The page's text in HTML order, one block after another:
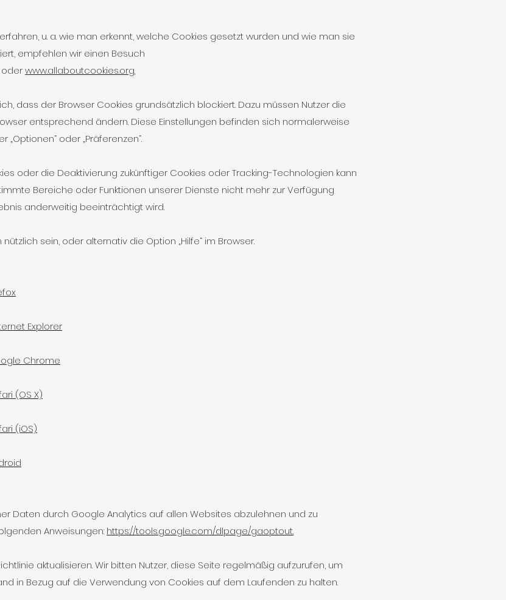
u. a. wie man erkennt, welche Cookies gesetzt wurden und wie man sie
empfehlen wir einen Besuch
oderwww.allaboutcookies.org.
dass der Browser Cookies grundsätzlich blockiert. Dazu müssen Nutzer die
entsprechend ändern. Diese Einstellungen befinden sich normalerweise
oder „Präferenzen“.
oder die Deaktivierung zukünftiger Cookies oder Tracking-Technologien kann
Bereiche oder Funktionen unserer Dienste nicht mehr zur Verfügung
anderweitig beeinträchtigt wird.
sein, oder alternativ die Option „Hilfe“ im Browser.
Explorer
Chrome
(OS X)
(iOS)
Daten durch Google Analytics auf allen Websites abzulehnen und zu
Anweisungen: https://tools.google.com/dlpage/gaoptout.
aktualisieren. Wir bitten Nutzer, diese Seite regelmäßig aufzurufen, um
in Bezug auf die Verwendung von Cookies auf dem Laufenden zu halten.